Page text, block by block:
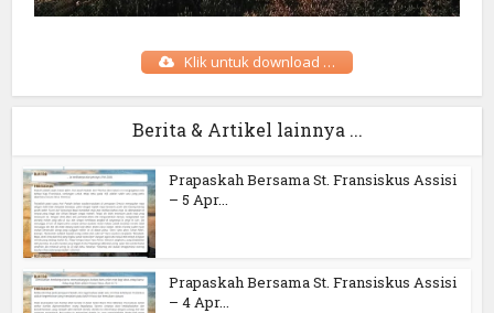
Klik untuk download …
Berita & Artikel lainnya ...
Prapaskah Bersama St. Fransiskus Assisi
– 5 Apr...
Prapaskah Bersama St. Fransiskus Assisi
– 4 Apr...